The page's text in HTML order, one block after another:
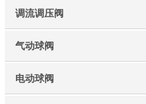
调流调压阀
气动球阀
电动球阀